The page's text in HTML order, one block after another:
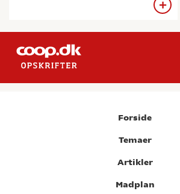
Forside
Temaer
Artikler
Madplan